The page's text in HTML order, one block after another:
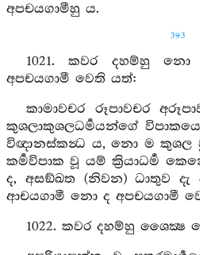
අපචයගාමීහු ය.
393
1021. කවර දහම්හු
අපචයගාමී වෙති යත්:
කාමාවචර රූපාවචර
කුශලාකුශලධර්‍මයන්ගේ
විඥානස්කන්‍ධ ය, නො ම
කර්‍මවිපාක වූ යම් ක්‍රියාධර්‍ම
ද, අසඞ්ඛත (නිවන) ධාතුව
ආචයගාමී නො ද අපචයගාමී
1022. කවර දහම්හු ශෛක්‍ෂ